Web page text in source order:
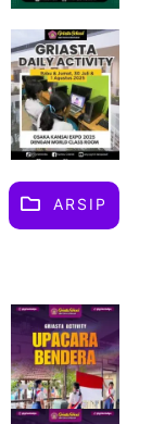
ARSIP